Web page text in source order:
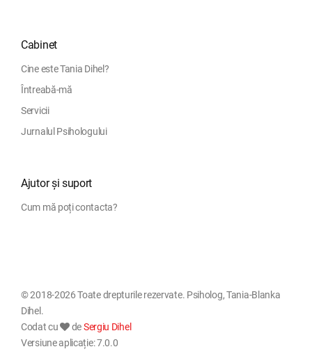
Cabinet
Cine este Tania Dihel?
Întreabă-mă
Servicii
Jurnalul Psihologului
Ajutor și suport
Cum mă poți contacta?
© 2018-2026 Toate drepturile rezervate. Psiholog, Tania-Blanka
Dihel.
Codat cu
deSergiu Dihel
Versiune aplicație: 7.0.0